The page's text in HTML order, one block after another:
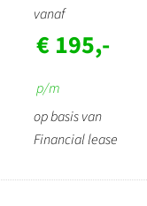
vanaf
€ 195,-
p/m
op basis van
Financial lease